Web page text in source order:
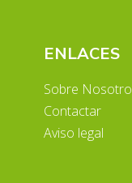
ENLACES
Sobre
Contactar
Aviso legal